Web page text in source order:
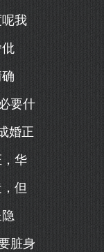
我
要什
婚正
华
但
脏身